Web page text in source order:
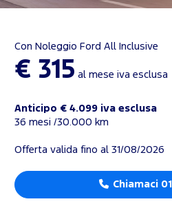
Con Noleggio Ford All Inclusive
€ 315 al mese iva esclusa
Anticipo € 4.099 iva esclusa
36 mesi /30.000 km
Offerta valida fino al 31/08/2026
Chiamaci